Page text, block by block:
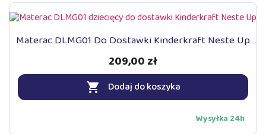
Materac DLMG01 Do Dostawki Kinderkraft Neste Up
209,00 zł
 Dodaj do koszyka
Wysyłka 24h